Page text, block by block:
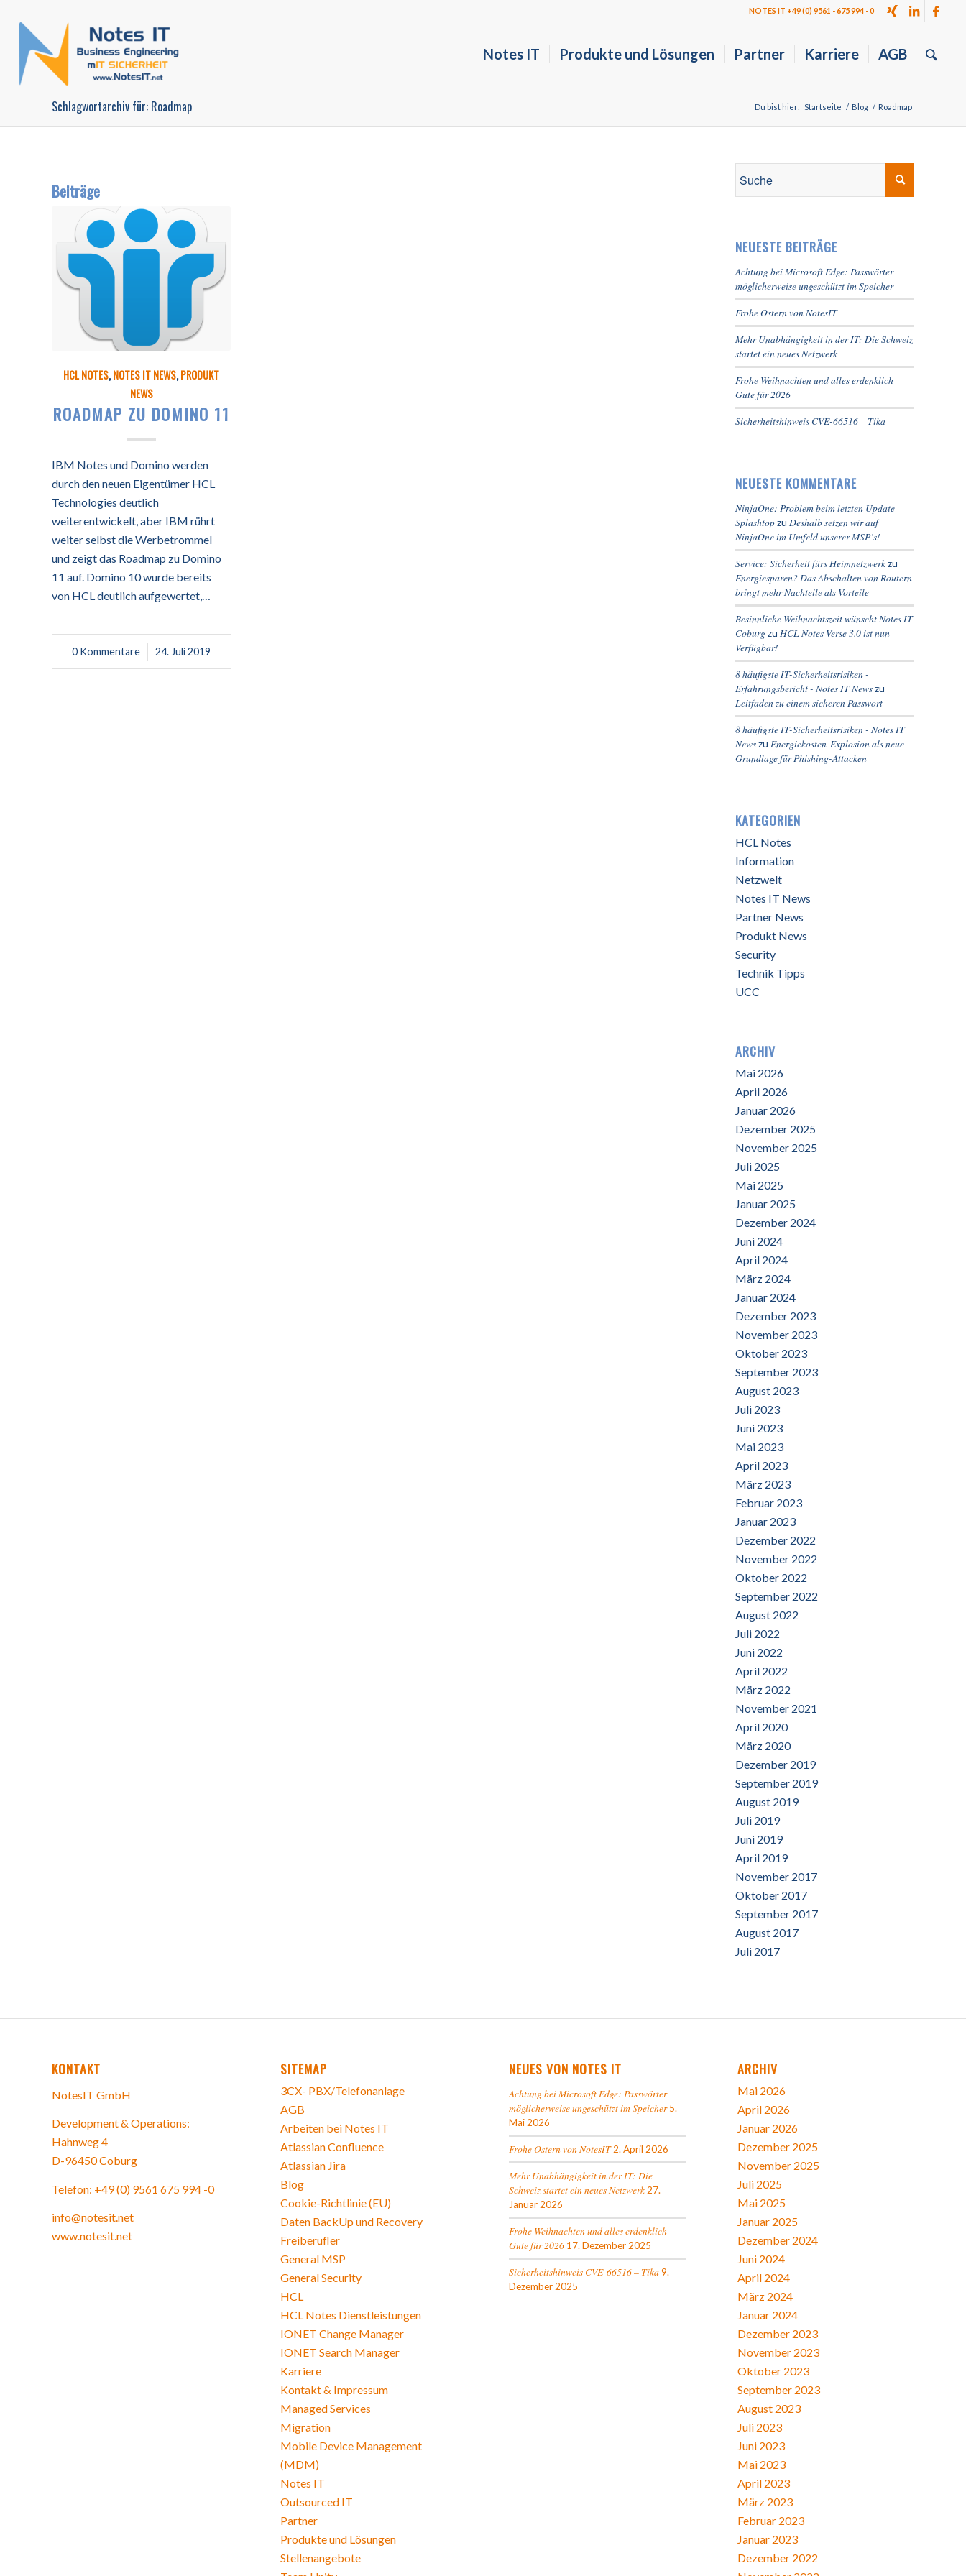
NOTES IT +49 (0) 9561 - 675 994 - 0
Notes IT Produkte und Lösungen Partner Karriere AGB
Schlagwortarchiv für: Roadmap Du bist hier: Startseite / Blog / Roadmap
Beiträge
HCL NOTES,NOTES IT NEWS,PRODUKT
NEWS
ROADMAP ZU DOMINO 11
IBM Notes und Domino werden
durch den neuen Eigentümer HCL
Technologies deutlich
weiterentwickelt, aber IBM rührt
weiter selbst die Werbetrommel
und zeigt das Roadmap zu Domino
11 auf. Domino 10 wurde bereits
von HCL deutlich aufgewertet,…
0 Kommentare
/ 24. Juli 2019
NEUESTE BEITRÄGE
Achtung bei Microsoft Edge: Passwörter
möglicherweise ungeschützt im Speicher
Frohe Ostern von NotesIT
Mehr Unabhängigkeit in der IT: Die Schweiz
startet ein neues Netzwerk
Frohe Weihnachten und alles erdenklich
Gute für 2026
Sicherheitshinweis CVE-66516 – Tika
NEUESTE KOMMENTARE
NinjaOne: Problem beim letzten Update
Splashtopzu Deshalb setzen wir auf
NinjaOne im Umfeld unserer MSP’s!
Service: Sicherheit fürs Heimnetzwerkzu
Energiesparen? Das Abschalten von Routern
bringt mehr Nachteile als Vorteile
Besinnliche Weihnachtszeit wünscht Notes IT
Coburgzu HCL Notes Verse 3.0 ist nun
Verfügbar!
8 häufigste IT-Sicherheitsrisiken -
Erfahrungsbericht - Notes IT Newszu
Leitfaden zu einem sicheren Passwort
8 häufigste IT-Sicherheitsrisiken - Notes IT
Newszu Energiekosten-Explosion als neue
Grundlage für Phishing-Attacken
KATEGORIEN
HCL Notes
Information
Netzwelt
Notes IT News
Partner News
Produkt News
Security
Technik Tipps
UCC
ARCHIV
Mai 2026
April 2026
Januar 2026
Dezember 2025
November 2025
Juli 2025
Mai 2025
Januar 2025
Dezember 2024
Juni 2024
April 2024
März 2024
Januar 2024
Dezember 2023
November 2023
Oktober 2023
September 2023
August 2023
Juli 2023
Juni 2023
Mai 2023
April 2023
März 2023
Februar 2023
Januar 2023
Dezember 2022
November 2022
Oktober 2022
September 2022
August 2022
Juli 2022
Juni 2022
April 2022
März 2022
November 2021
April 2020
März 2020
Dezember 2019
September 2019
August 2019
Juli 2019
Juni 2019
April 2019
November 2017
Oktober 2017
September 2017
August 2017
Juli 2017
KONTAKT
NotesIT GmbH
Development & Operations:
Hahnweg 4
D-96450 Coburg
Telefon: +49 (0) 9561 675 994 -0
info@notesit.net
www.notesit.net
SITEMAP
3CX- PBX/Telefonanlage
AGB
Arbeiten bei Notes IT
Atlassian Confluence
Atlassian Jira
Blog
Cookie-Richtlinie (EU)
Daten BackUp und Recovery
Freiberufler
General MSP
General Security
HCL
HCL Notes Dienstleistungen
IONET Change Manager
IONET Search Manager
Karriere
Kontakt & Impressum
Managed Services
Migration
Mobile Device Management
(MDM)
Notes IT
Outsourced IT
Partner
Produkte und Lösungen
Stellenangebote
NEUES VON NOTES IT
Achtung bei Microsoft Edge: Passwörter
möglicherweise ungeschützt im Speicher 5.
Mai 2026
Frohe Ostern von NotesIT 2. April 2026
Mehr Unabhängigkeit in der IT: Die
Schweiz startet ein neues Netzwerk 27.
Januar 2026
Frohe Weihnachten und alles erdenklich
Gute für 2026 17. Dezember 2025
Sicherheitshinweis CVE-66516 – Tika9.
Dezember 2025
ARCHIV
Mai 2026
April 2026
Januar 2026
Dezember 2025
November 2025
Juli 2025
Mai 2025
Januar 2025
Dezember 2024
Juni 2024
April 2024
März 2024
Januar 2024
Dezember 2023
November 2023
Oktober 2023
September 2023
August 2023
Juli 2023
Juni 2023
Mai 2023
April 2023
März 2023
Februar 2023
Januar 2023
Dezember 2022